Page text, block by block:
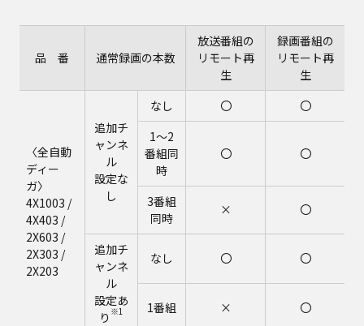
品 番 通常録画の本数
放送番組の
リモート再
生
録画番組の
リモート再
生
〈全自動
ディー
ガ〉
4X1003 /
4X403 /
2X603 /
2X303 /
2X203
追加チ
ャンネ
ル
設定な
し
なし 〇
〇
1～2
番組同
時
〇 〇
3番組
同時
× 〇
追加チ
ャンネ
ル
設定あ
り ※1
なし 〇 〇
1番組 × 〇